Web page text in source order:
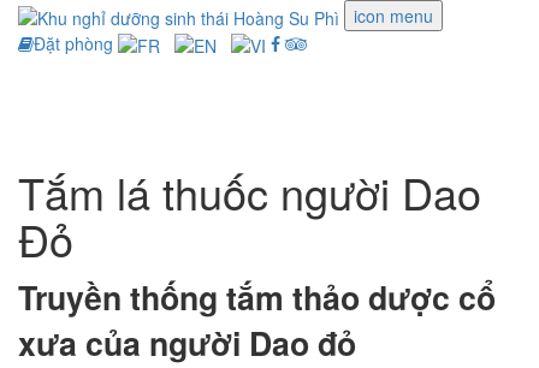
icon menu
Đặt phòng
Tắm lá thuốc người Dao
Đỏ
Truyền thống tắm thảo dược cổ
xưa của người Dao đỏ